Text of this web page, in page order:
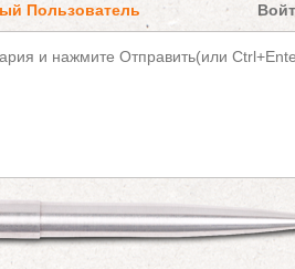
Пользователь